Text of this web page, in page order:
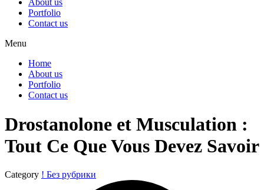
About us
Portfolio
Contact us
Menu
Home
About us
Portfolio
Contact us
Drostanolone et Musculation :
Tout Ce Que Vous Devez Savoir
Category ! Без рубрики